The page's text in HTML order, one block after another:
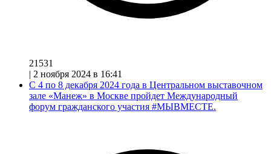
21531
| 2 ноября 2024 в 16:41
С 4 по 8 декабря 2024 года в Центральном выставочном
зале «Манеж» в Москве пройдет Международный
форум гражданского участия #МЫВМЕСТЕ.